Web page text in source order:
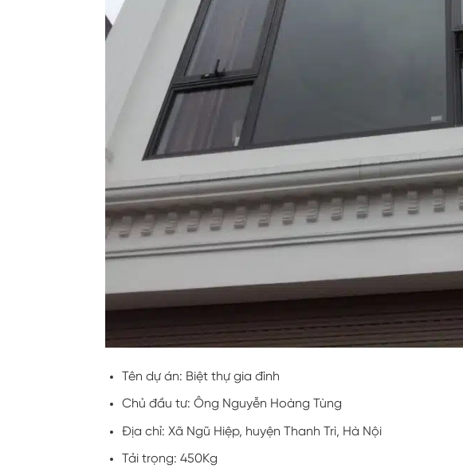
Tên dự án: Biệt thự gia đình
Chủ đầu tư: Ông Nguyễn Hoàng Tùng
Địa chỉ: Xã Ngũ Hiệp, huyện Thanh Trì, Hà Nội
Tải trọng: 450Kg